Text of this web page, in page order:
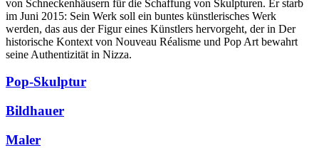
von Schneckenhäusern für die Schaffung von Skulpturen. Er starb
im Juni 2015: Sein Werk soll ein buntes künstlerisches Werk
werden, das aus der Figur eines Künstlers hervorgeht, der in Der
historische Kontext von Nouveau Réalisme und Pop Art bewahrt
seine Authentizität in Nizza.
Pop-Skulptur
Bildhauer
Maler